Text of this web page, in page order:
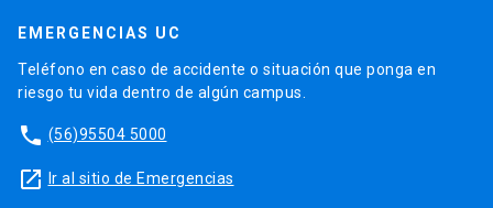
EMERGENCIAS UC
Teléfono en caso de accidente o situación que ponga en
riesgo tu vida dentro de algún campus.
phone (56)95504 5000
launch Ir al sitio de Emergencias